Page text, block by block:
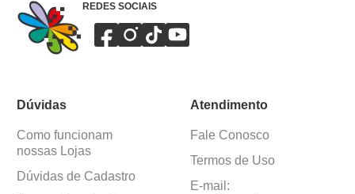
REDES SOCIAIS
Dúvidas
Como funcionam
nossas Lojas
Dúvidas de Cadastro
Atendimento
Fale Conosco
Termos de Uso
E-mail: